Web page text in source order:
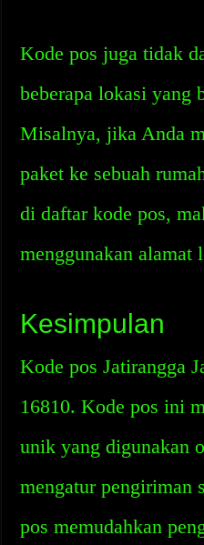
Kode pos juga tidak
beberapa lokasi yang
Misalnya, jika Anda
paket ke sebuah
di daftar kode pos,
menggunakan alamat
Kesimpulan
Kode pos Jatirangga
16810. Kode pos ini
unik yang digunakan
mengatur pengiriman
pos memudahkan